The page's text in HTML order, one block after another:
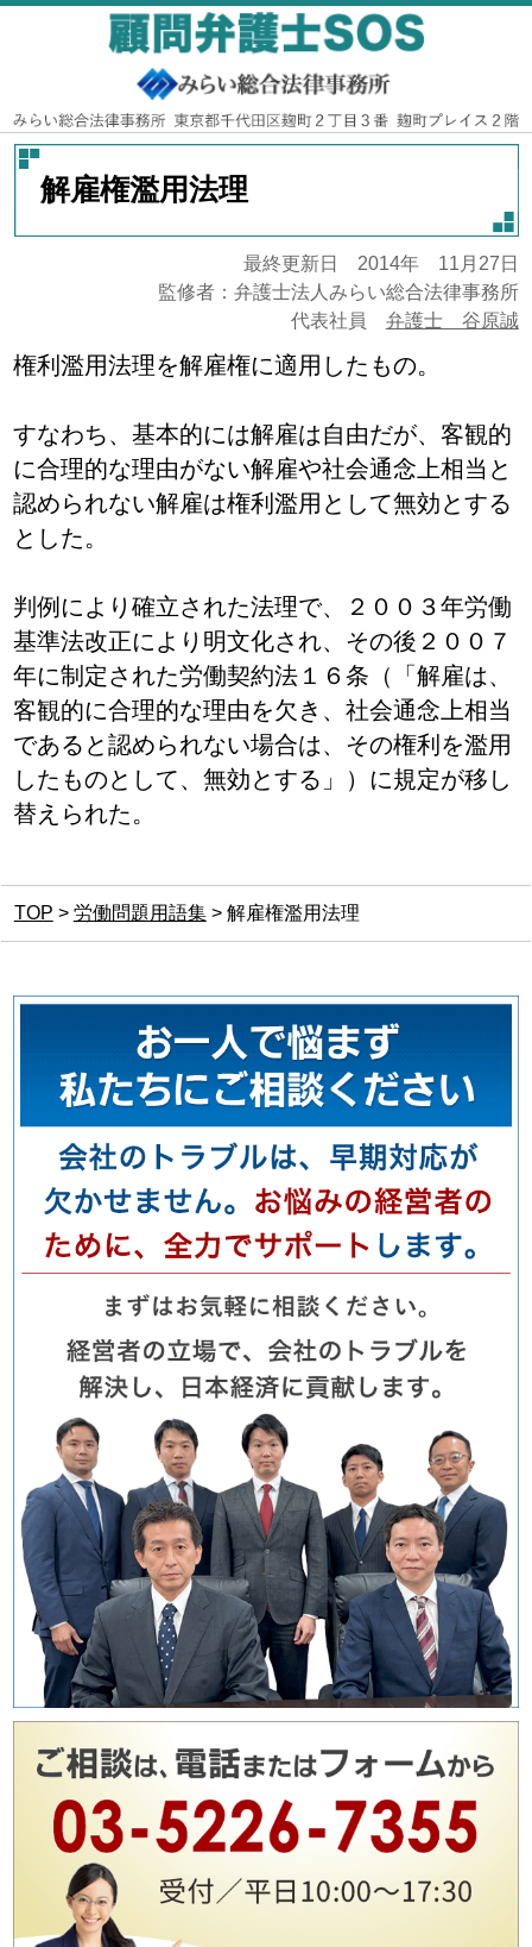
解雇権濫用法理
最終更新日 2014年 11月27日
監修者：弁護士法人みらい総合法律事務所
代表社員 弁護士 谷原誠
権利濫用法理を解雇権に適用したもの。
すなわち、基本的には解雇は自由だが、客観的
に合理的な理由がない解雇や社会通念上相当と
認められない解雇は権利濫用として無効とする
とした。
判例により確立された法理で、２００３年労働
基準法改正により明文化され、その後２００７
年に制定された労働契約法１６条（「解雇は、
客観的に合理的な理由を欠き、社会通念上相当
であると認められない場合は、その権利を濫用
したものとして、無効とする」）に規定が移し
替えられた。
TOP > 労働問題用語集> 解雇権濫用法理